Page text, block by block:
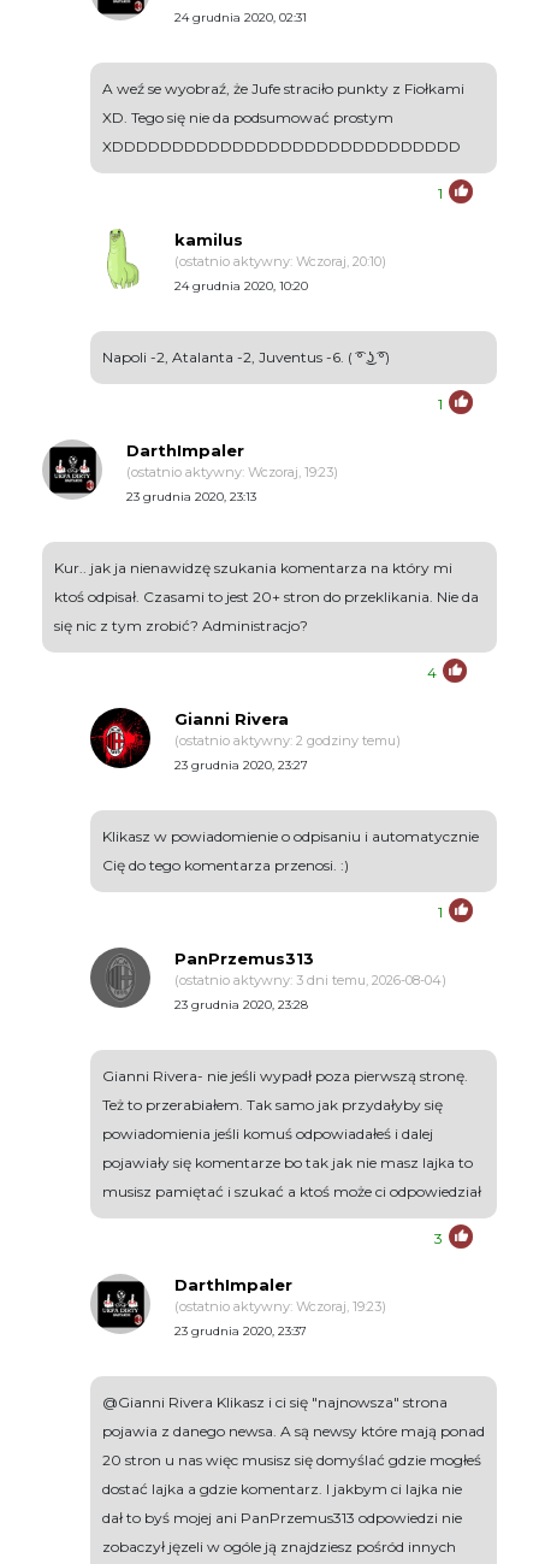
24 grudnia 2020, 02:31
A weź se wyobraź, że Jufe straciło punkty z Fiołkami
XD. Tego się nie da podsumować prostym
XDDDDDDDDDDDDDDDDDDDDDDDDDDDDD
1
kamilus
(ostatnio aktywny: Wczoraj, 20:10)
24 grudnia 2020, 10:20
Napoli -2, Atalanta -2, Juventus -6. ( ͡° ͜ʖ ͡°)
1
DarthImpaler
(ostatnio aktywny: Wczoraj, 19:23)
23 grudnia 2020, 23:13
Kur.. jak ja nienawidzę szukania komentarza na który mi
ktoś odpisał. Czasami to jest 20+ stron do przeklikania. Nie da
się nic z tym zrobić? Administracjo?
4
Gianni Rivera
(ostatnio aktywny: 2 godziny temu)
23 grudnia 2020, 23:27
Klikasz w powiadomienie o odpisaniu i automatycznie
Cię do tego komentarza przenosi. :)
1
PanPrzemus313
(ostatnio aktywny: 3 dni temu, 2026-08-04)
23 grudnia 2020, 23:28
Gianni Rivera- nie jeśli wypadł poza pierwszą stronę.
Też to przerabiałem. Tak samo jak przydałyby się
powiadomienia jeśli komuś odpowiadałeś i dalej
pojawiały się komentarze bo tak jak nie masz lajka to
musisz pamiętać i szukać a ktoś może ci odpowiedział
3
DarthImpaler
(ostatnio aktywny: Wczoraj, 19:23)
23 grudnia 2020, 23:37
@Gianni Rivera Klikasz i ci się "najnowsza" strona
pojawia z danego newsa. A są newsy które mają ponad
20 stron u nas więc musisz się domyślać gdzie mogłeś
dostać lajka a gdzie komentarz. I jakbym ci lajka nie
dał to byś mojej ani PanPrzemus313 odpowiedzi nie
zobaczył jęzeli w ogóle ją znajdziesz pośród innych